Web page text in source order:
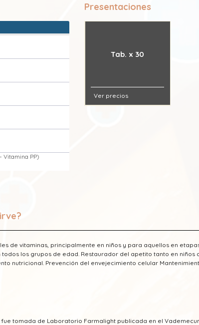
Vitamina PP)
Presentaciones
Tab. x 30
Ver precios
de vitaminas, principalmente en niños y para aquellos en
los grupos de edad. Restaurador del apetito tanto en niños
nutricional. Prevención del envejecimiento celular
tomada de Laboratorio Farmalight publicada en el